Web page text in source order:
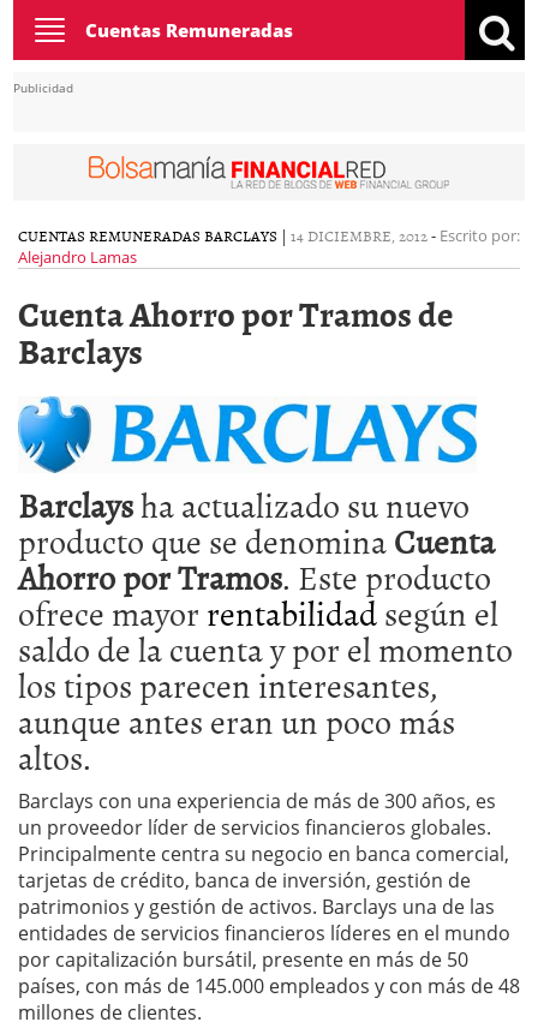
Toggle
navigation
Cuentas Remuneradas
Publicidad
CUENTAS REMUNERADAS BARCLAYS | 14 DICIEMBRE, 2012- Escrito por:
Alejandro Lamas
Cuenta Ahorro por Tramos de
Barclays
Barclaysha actualizado su nuevo
producto que se denominaCuenta
Ahorro por Tramos. Este producto
ofrece mayorrentabilidadsegún el
saldo de la cuenta y por el momento
los tipos parecen interesantes,
aunque antes eran un poco más
altos.
Barclays con una experiencia de más de 300 años, es
un proveedor líder de servicios financieros globales.
Principalmente centra su negocio en banca comercial,
tarjetas de crédito, banca de inversión, gestión de
patrimonios y gestión de activos. Barclays una de las
entidades de servicios financieros líderes en el mundo
por capitalización bursátil, presente en más de 50
países, con más de 145.000 empleados y con más de 48
millones de clientes.